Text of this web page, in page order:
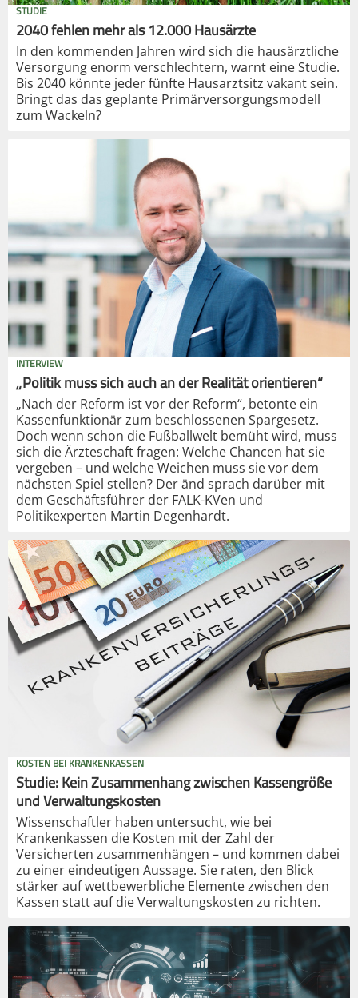
STUDIE
2040 fehlen mehr als 12.000 Hausärzte
In den kommenden Jahren wird sich die hausärztliche
Versorgung enorm verschlechtern, warnt eine Studie.
Bis 2040 könnte jeder fünfte Hausarztsitz vakant sein.
Bringt das das geplante Primärversorgungsmodell
zum Wackeln?
INTERVIEW
„Politik muss sich auch an der Realität orientieren“
„Nach der Reform ist vor der Reform“, betonte ein
Kassenfunktionär zum beschlossenen Spargesetz.
Doch wenn schon die Fußballwelt bemüht wird, muss
sich die Ärzteschaft fragen: Welche Chancen hat sie
vergeben – und welche Weichen muss sie vor dem
nächsten Spiel stellen? Der änd sprach darüber mit
dem Geschäftsführer der FALK-KVen und
Politikexperten Martin Degenhardt.
KOSTEN BEI KRANKENKASSEN
Studie: Kein Zusammenhang zwischen Kassengröße
und Verwaltungskosten
Wissenschaftler haben untersucht, wie bei
Krankenkassen die Kosten mit der Zahl der
Versicherten zusammenhängen – und kommen dabei
zu einer eindeutigen Aussage. Sie raten, den Blick
stärker auf wettbewerbliche Elemente zwischen den
Kassen statt auf die Verwaltungskosten zu richten.